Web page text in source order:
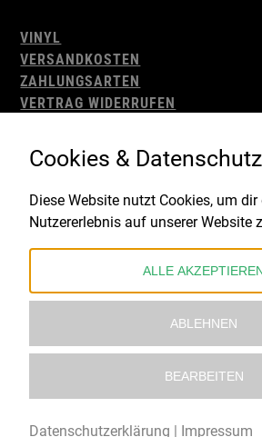
VINYL
VERSANDKOSTEN
ZAHLUNGSARTEN
VERTRAG WIDERRUFEN
WIDERRUFSBELEHRUNG
IMPRESSUM
Gefördert durch:
Cookies & Datenschutz
Diese Website nutzt Cookies, um
Nutzererlebnis auf unserer Website
ALLE
ABLEHNEN
BEARBEITEN
Datenschutzerklärung | Impressum